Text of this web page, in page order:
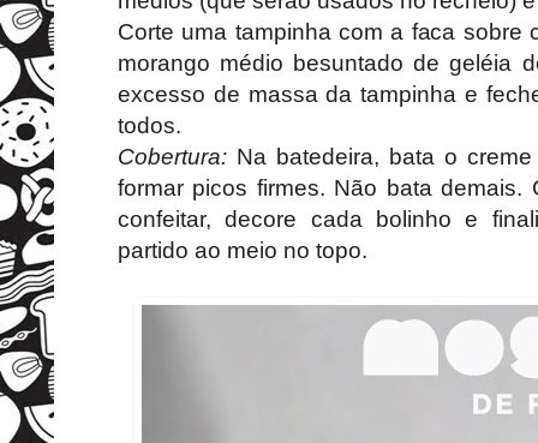
Corte uma tampinha com a faca sobre
morango médio besuntado de geléia
excesso de massa da tampinha e
todos.
Cobertura: Na batedeira, bata o
formar picos firmes. Não bata demais.
confeitar, decore cada bolinho e
partido ao meio no topo.